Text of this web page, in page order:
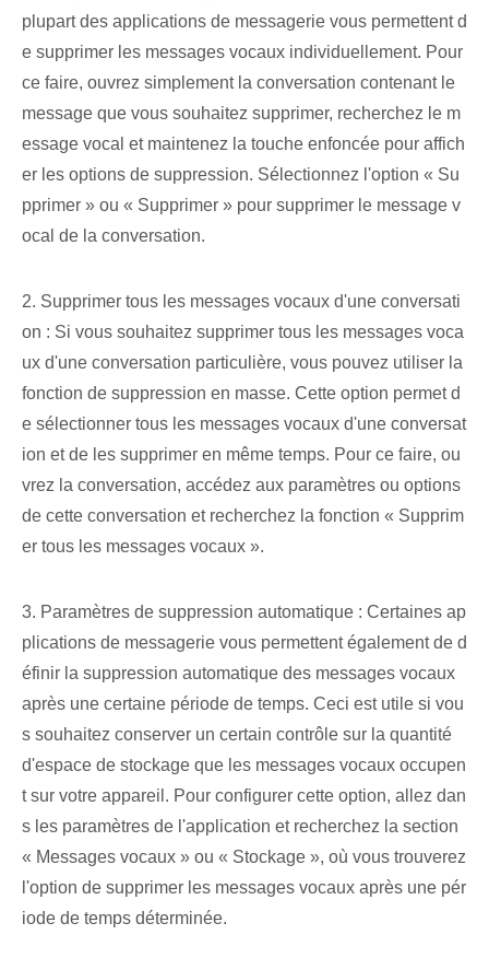
plupart des applications de messagerie vous permettent d
e supprimer les messages vocaux individuellement. Pour
ce faire, ouvrez simplement la conversation contenant le
message que vous souhaitez supprimer, recherchez le m
essage vocal et maintenez la touche enfoncée pour affich
er les options de suppression. Sélectionnez l'option « Su
pprimer » ou « Supprimer » pour supprimer le message v
ocal de la conversation.
2. Supprimer tous les messages vocaux d'une conversati
on : Si vous souhaitez supprimer tous les messages voca
ux d'une conversation particulière, vous pouvez utiliser la
fonction de suppression en masse. Cette option permet d
e sélectionner tous les messages vocaux d'une conversat
ion et de les supprimer en même temps. Pour ce faire, ou
vrez la conversation, accédez aux paramètres ou options
de cette conversation et recherchez la fonction « Supprim
er tous les messages vocaux ».
3. Paramètres de suppression automatique : Certaines ap
plications de messagerie vous permettent également de d
éfinir la suppression automatique des messages vocaux
après une certaine période de temps. Ceci est utile si vou
s souhaitez conserver un certain contrôle sur la quantité
d'espace de stockage que les messages vocaux occupen
t sur votre appareil. Pour configurer cette option, allez dan
s les paramètres de l'application et recherchez la section
« Messages vocaux » ou « Stockage », où vous trouverez
l'option de supprimer les messages vocaux après une pér
iode de temps déterminée.